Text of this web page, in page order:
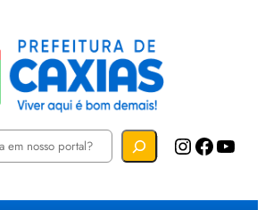
Instagram Facebook YouTube